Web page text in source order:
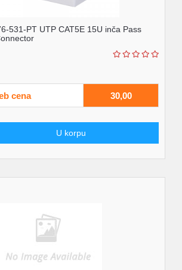
531-PT UTP CAT5E 15U inča Pass
cena 30,00
U korpu